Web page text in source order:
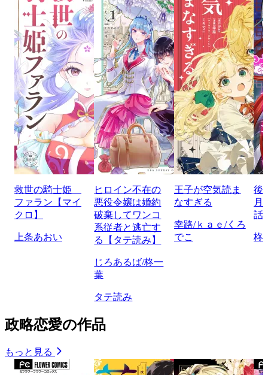
救世の騎士姫
ファラン【マイ
クロ】
上条あおい
ヒロイン不在の
悪役令嬢は婚約
破棄してワンコ
系従者と逃亡す
る【タテ読み】
じろあるば/柊一
葉
タテ読み
王子が空気読ま
なすぎる
幸路/ｋａｅ/くろ
でこ
後
月
話
柊
政略恋愛の作品
もっと見る